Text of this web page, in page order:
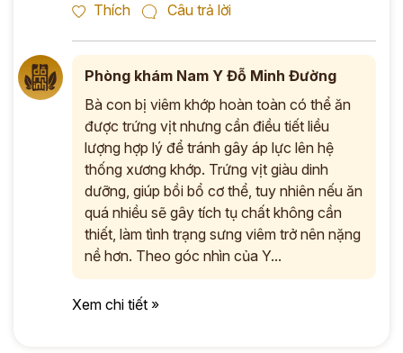
Thích Câu trả lời
Phòng khám Nam Y Đỗ Minh Đường
Bà con bị viêm khớp hoàn toàn có thể ăn
được trứng vịt nhưng cần điều tiết liều
lượng hợp lý để tránh gây áp lực lên hệ
thống xương khớp. Trứng vịt giàu dinh
dưỡng, giúp bồi bổ cơ thể, tuy nhiên nếu ăn
quá nhiều sẽ gây tích tụ chất không cần
thiết, làm tình trạng sưng viêm trở nên nặng
nề hơn. Theo góc nhìn của Y...
Xem chi tiết »